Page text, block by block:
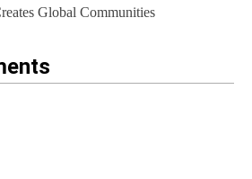
Global Communities